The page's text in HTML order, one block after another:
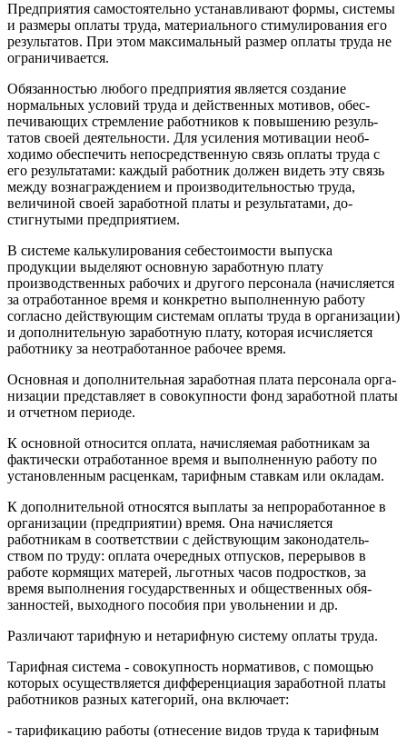
Предприятия самостоятельно устанавливают формы, системы
и размеры оплаты труда, материального стиму­лирования его
результатов. При этом максимальный раз­мер оплаты труда не
ограничивается.
Обязанностью любого предприятия является создание
нормальных условий труда и действенных мотивов, обес­
печивающих стремление работников к повышению резуль­
татов своей деятельности. Для усиления мотивации необ­
ходимо обеспечить непосредственную связь оплаты труда с
его результатами: каждый работник должен видеть эту связь
между вознаграждением и производительностью тру­да,
величиной своей заработной платы и результатами, до­
стигнутыми предприятием.
В системе калькулирования себестоимости выпуска
продукции выделяют основную заработную плату
производственных рабочих и другого персонала (начисляется
за отработанное время и конк­ретно выполненную работу
согласно действующим системам опла­ты труда в организации)
и дополнительную заработную плату, которая исчисляется
работнику за неотработанное рабочее время.
Основная и дополнительная заработная плата персонала орга­
низации представляет в совокупности фонд заработной платы
и отчетном периоде.
К основной относится оплата, начисляемая работникам за
фактически отработанное время и выполненную работу по
установленным расценкам, тарифным ставкам или окладам.
К дополнительной относятся выплаты за непроработан­ное в
организации (предприятии) время. Она начисляется
работникам в соответствии с действующим законодатель­
ством по труду: оплата очередных отпусков, перерывов в
работе кормящих матерей, льготных часов подростков, за
время выполнения государственных и общественных обя­
занностей, выходного пособия при увольнении и др.
Различают тарифную и нетарифную систему оплаты труда.
Тарифная система - совокупность нормативов, с помощью
которых осуществляется дифференциация заработной платы
ра­ботников разных категорий, она включает:
- тарификацию работы (отнесение видов труда к тарифным